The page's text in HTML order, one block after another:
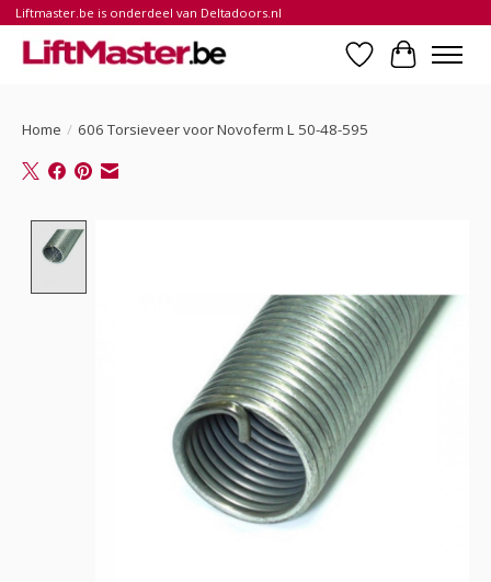
Liftmaster.be is onderdeel van Deltadoors.nl
Verlanglijst
Home / 606 Torsieveer voor Novoferm L 50-48-595